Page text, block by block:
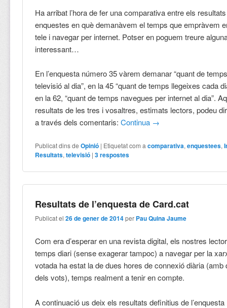
Ha arribat l’hora de fer una comparativa entre els
enquestes en què demanàvem el temps que empràvem
tele i navegar per internet. Potser en poguem treure
interessant…
En l’enquesta número 35 vàrem demanar “quant de
televisió al dia”, en la 45 “quant de temps llegeixes cada
en la 62, “quant de temps navegues per internet al dia”.
resultats de les tres i vosaltres, estimats lectors, podeu
a través dels comentaris:Continua →
Publicat dins de Opinió | Etiquetat com a comparativa,enquestees,
Resultats,televisió |3respostes
Resultats de l’enquesta de Card.cat
Publicat el26 de gener de 2014 per Pau Quina Jaume
Com era d’esperar en una revista digital, els nostres
temps diari (sense exagerar tampoc) a navegar per la
votada ha estat la de dues hores de connexió diària (amb
dels vots), temps realment a tenir en compte.
A continuació us deix els resultats definitius de